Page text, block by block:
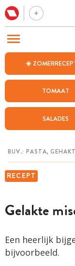
☀️
TOMAAT
SALADES
RECEPT
Gelakte
Een heerlijk
bijvoorbeeld.
BEZOEK ONZE ANDERE
WEEKMENU
CHAT MET MAIA
MIJN BEWAARDE